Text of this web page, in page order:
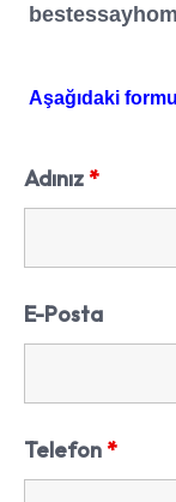
Aşağıdaki
Adınız*
E-Posta
Telefon*